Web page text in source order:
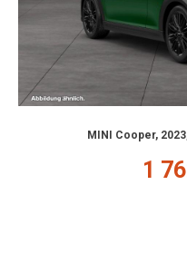
MINI Cooper,
1